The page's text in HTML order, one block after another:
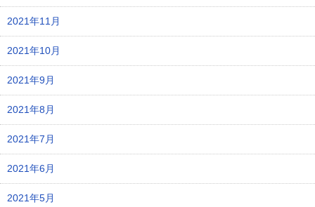
2021年11月
2021年10月
2021年9月
2021年8月
2021年7月
2021年6月
2021年5月